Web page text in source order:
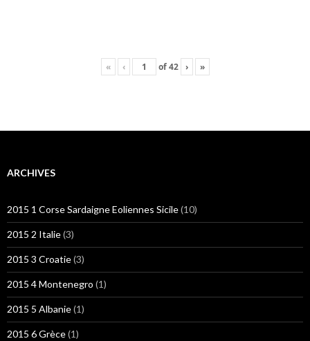
« ‹ of42 › »
ARCHIVES
2015 1 Corse Sardaigne Eoliennes Sicile(10)
2015 2 Italie(3)
2015 3 Croatie(3)
2015 4 Montenegro (1)
2015 5 Albanie(1)
2015 6 Grèce(1)